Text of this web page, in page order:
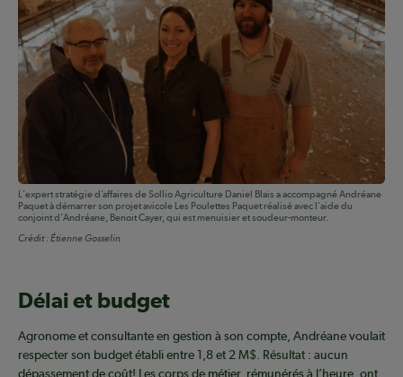
L'expert stratégie d’affaires de Sollio Agriculture Daniel Blais a accompagné Andréane
Paquet à démarrer son projet avicole Les Poulettes Paquet réalisé avec l'aide du
conjoint d'Andréane, Benoit Cayer, qui est menuisier et soudeur-monteur.
Crédit :Étienne Gosselin
Délai et budget
Agronome et consultante en gestion à son compte, Andréane voulait
respecter son budget établi entre 1,8 et 2 M$. Résultat : aucun
dépassement de coût! Les corps de métier, rémunérés à l’heure, ont